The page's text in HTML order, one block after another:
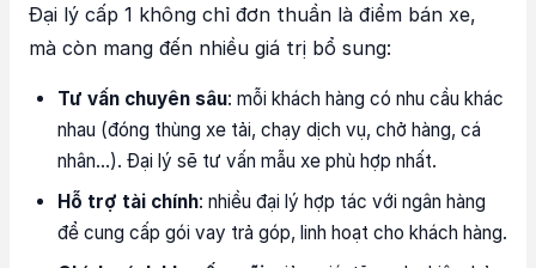
Đại lý cấp 1 không chỉ đơn thuần là điểm bán xe,
mà còn mang đến nhiều giá trị bổ sung:
Tư vấn chuyên sâu: mỗi khách hàng có nhu cầu khác
nhau (đóng thùng xe tải, chạy dịch vụ, chở hàng, cá
nhân…). Đại lý sẽ tư vấn mẫu xe phù hợp nhất.
Hỗ trợ tài chính: nhiều đại lý hợp tác với ngân hàng
để cung cấp gói vay trả góp, linh hoạt cho khách hàng.